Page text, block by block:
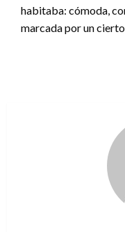
habitaba: cómoda,
marcada por un